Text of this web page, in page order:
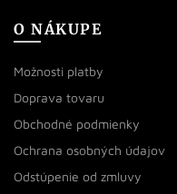
O NÁKUPE
Možnosti platby
Doprava tovaru
Obchodné podmienky
Ochrana osobných údajov
Odstúpenie od zmluvy